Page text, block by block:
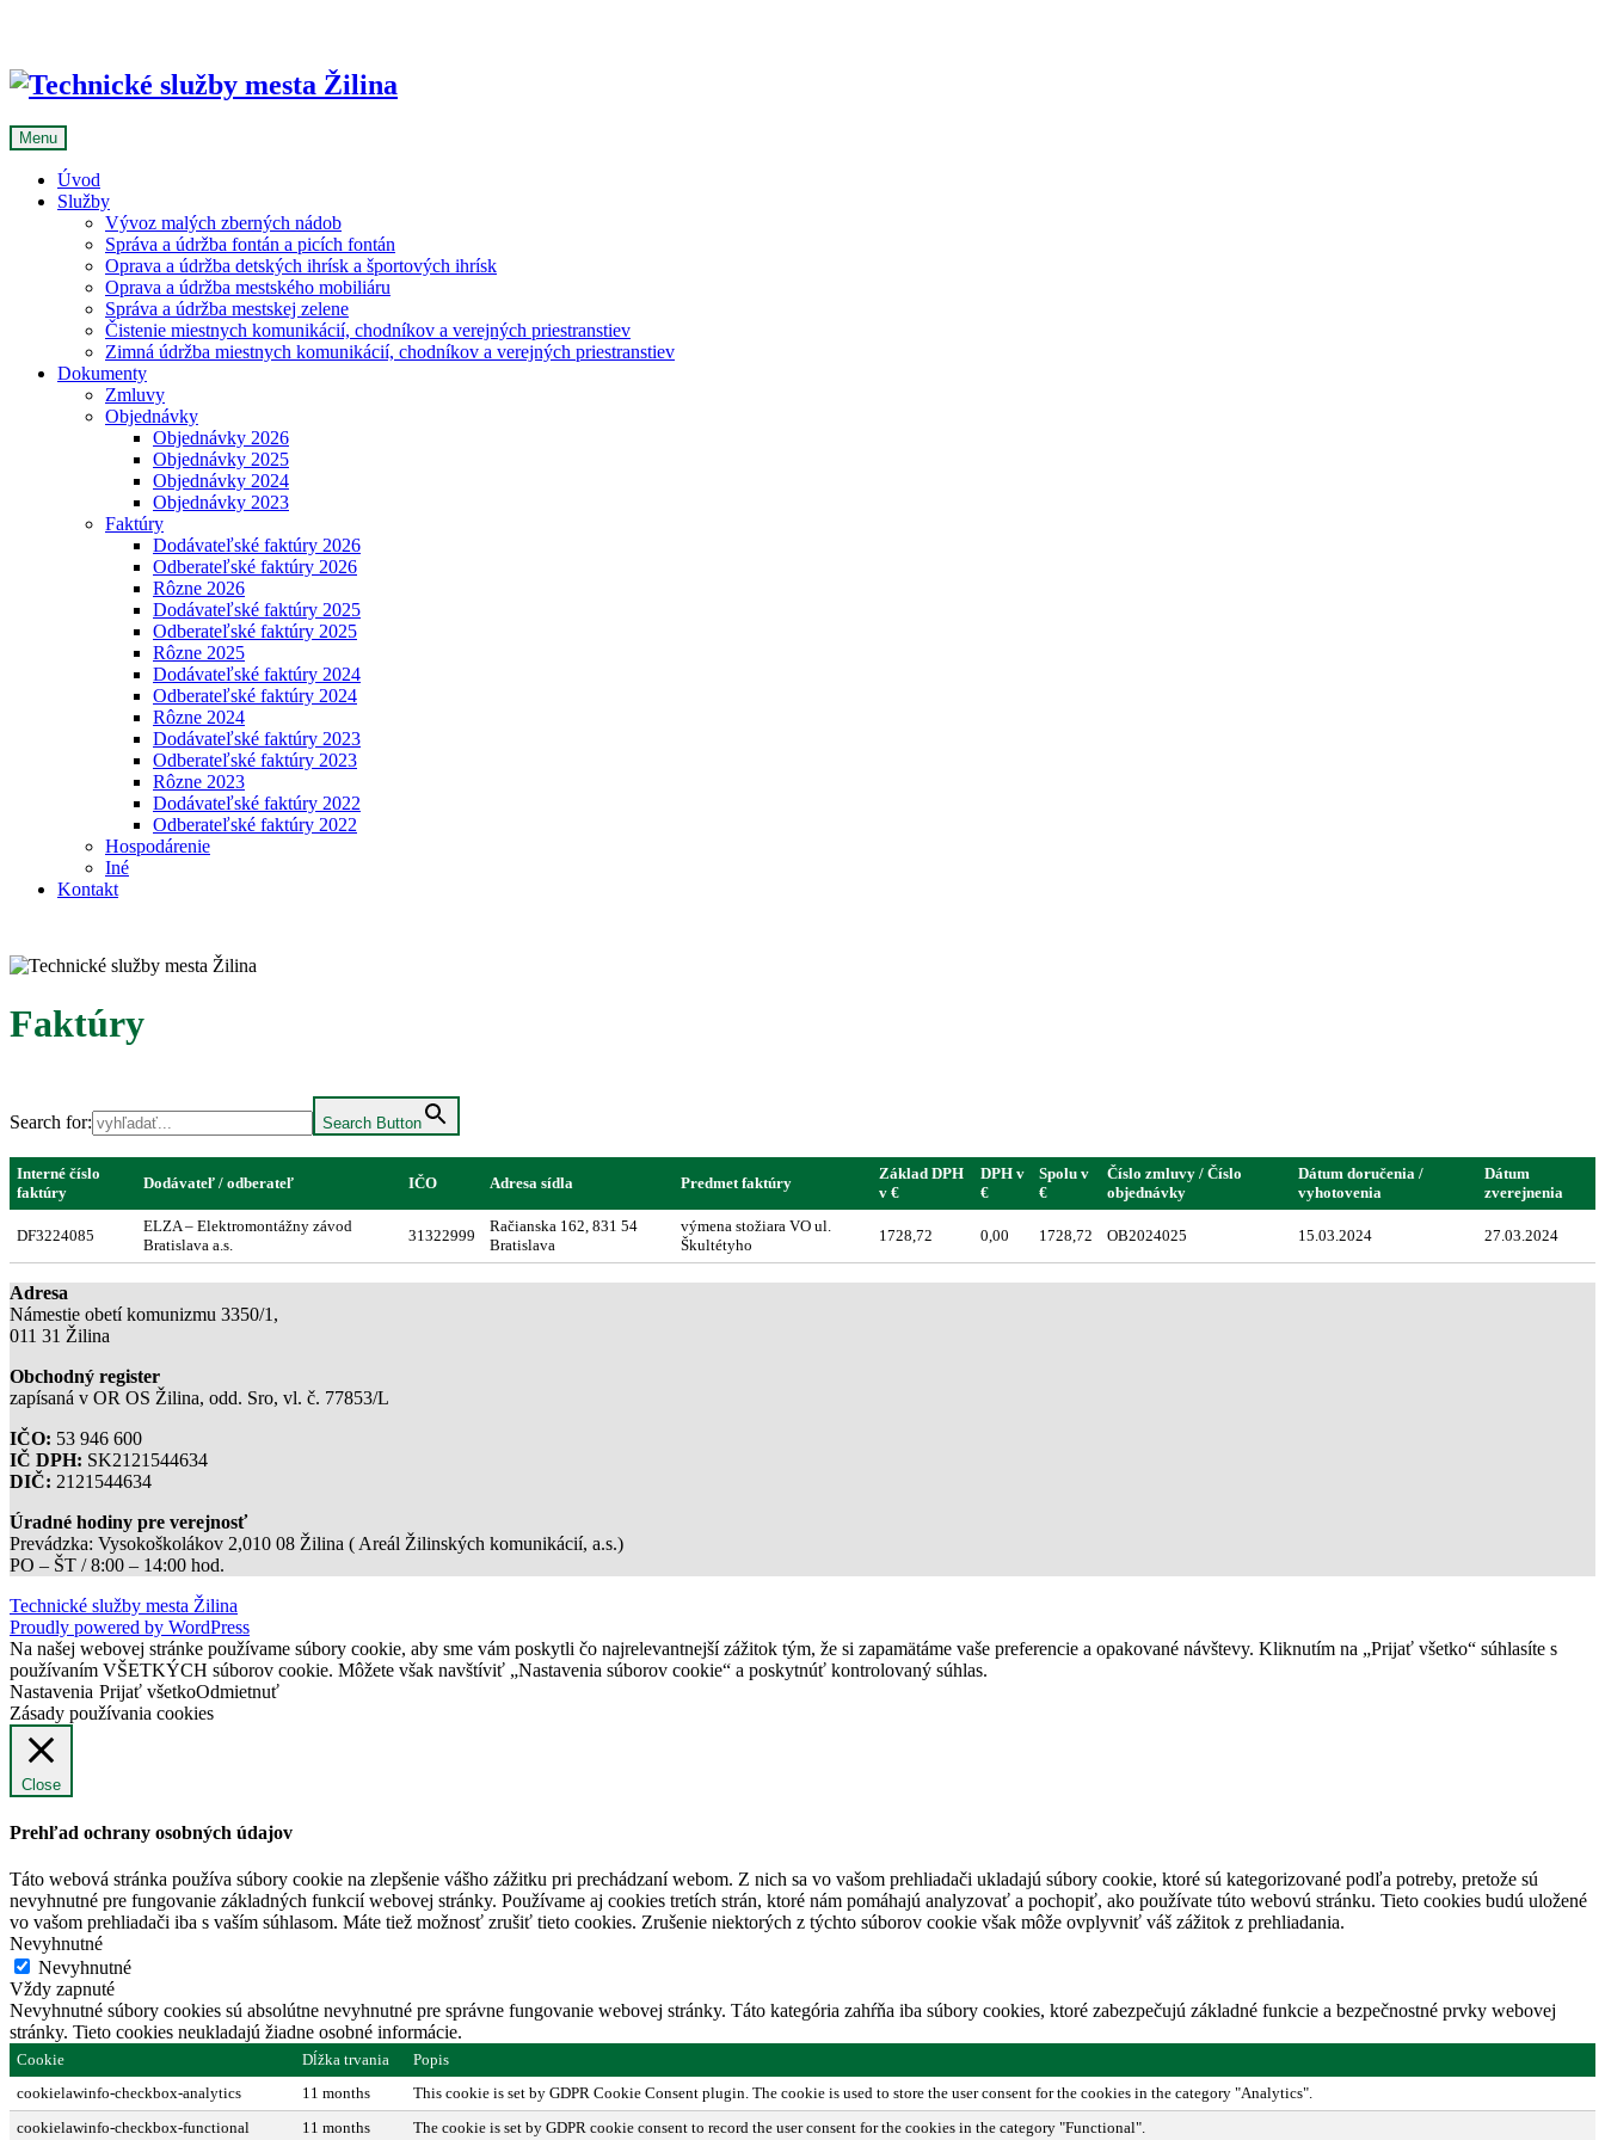
Menu
Úvod
Služby
Vývoz malých zberných nádob
Správa a údržba fontán a picích fontán
Oprava a údržba detských ihrísk a športových ihrísk
Oprava a údržba mestského mobiliáru
Správa a údržba mestskej zelene
Čistenie miestnych komunikácií, chodníkov a verejných priestranstiev
Zimná údržba miestnych komunikácií, chodníkov a verejných priestranstiev
Dokumenty
Zmluvy
Objednávky
Objednávky 2026
Objednávky 2025
Objednávky 2024
Objednávky 2023
Faktúry
Dodávateľské faktúry 2026
Odberateľské faktúry 2026
Rôzne 2026
Dodávateľské faktúry 2025
Odberateľské faktúry 2025
Rôzne 2025
Dodávateľské faktúry 2024
Odberateľské faktúry 2024
Rôzne 2024
Dodávateľské faktúry 2023
Odberateľské faktúry 2023
Rôzne 2023
Dodávateľské faktúry 2022
Odberateľské faktúry 2022
Hospodárenie
Iné
Kontakt
Faktúry
Search for: Search Button
Interné číslo
faktúry
Dodávateľ / odberateľ IČO Adresa sídla Predmet faktúry
Základ DPH
v €
DPH v
€
Spolu v
€
Číslo zmluvy / Číslo
objednávky
Dátum doručenia /
vyhotovenia
Dátum
zverejnenia
DF3224085
ELZA – Elektromontážny závod
Bratislava a.s.
31322999
Račianska 162, 831 54
Bratislava
výmena stožiara VO ul.
Škultétyho
1728,72 0,00 1728,72 OB2024025 15.03.2024 27.03.2024
Adresa
Námestie obetí komunizmu 3350/1,
011 31 Žilina
Obchodný register
zapísaná v OR OS Žilina, odd. Sro, vl. č. 77853/L
IČO: 53 946 600
IČ DPH: SK2121544634
DIČ: 2121544634
Úradné hodiny pre verejnosť
Prevádzka: Vysokoškolákov 2,010 08 Žilina ( Areál Žilinských komunikácií, a.s.)
PO – ŠT / 8:00 – 14:00 hod.
Technické služby mesta Žilina
Proudly powered by WordPress
Na našej webovej stránke používame súbory cookie, aby sme vám poskytli čo najrelevantnejší zážitok tým, že si zapamätáme vaše preferencie a opakované návštevy. Kliknutím na „Prijať všetko“ súhlasíte s
používaním VŠETKÝCH súborov cookie. Môžete však navštíviť „Nastavenia súborov cookie“ a poskytnúť kontrolovaný súhlas.
Nastavenia Prijať všetkoOdmietnuť
Zásady používania cookies
Close
Prehľad ochrany osobných údajov
Táto webová stránka používa súbory cookie na zlepšenie vášho zážitku pri prechádzaní webom. Z nich sa vo vašom prehliadači ukladajú súbory cookie, ktoré sú kategorizované podľa potreby, pretože sú
nevyhnutné pre fungovanie základných funkcií webovej stránky. Používame aj cookies tretích strán, ktoré nám pomáhajú analyzovať a pochopiť, ako používate túto webovú stránku. Tieto cookies budú uložené
vo vašom prehliadači iba s vaším súhlasom. Máte tiež možnosť zrušiť tieto cookies. Zrušenie niektorých z týchto súborov cookie však môže ovplyvniť váš zážitok z prehliadania.
Nevyhnutné
Nevyhnutné
Vždy zapnuté
Nevyhnutné súbory cookies sú absolútne nevyhnutné pre správne fungovanie webovej stránky. Táto kategória zahŕňa iba súbory cookies, ktoré zabezpečujú základné funkcie a bezpečnostné prvky webovej
stránky. Tieto cookies neukladajú žiadne osobné informácie.
Cookie Dĺžka trvania
Popis
cookielawinfo-checkbox-analytics
11 months
This cookie is set by GDPR Cookie Consent plugin. The cookie is used to store the user consent for the cookies in the category "Analytics".
cookielawinfo-checkbox-functional
11 months The cookie is set by GDPR cookie consent to record the user consent for the cookies in the category "Functional".